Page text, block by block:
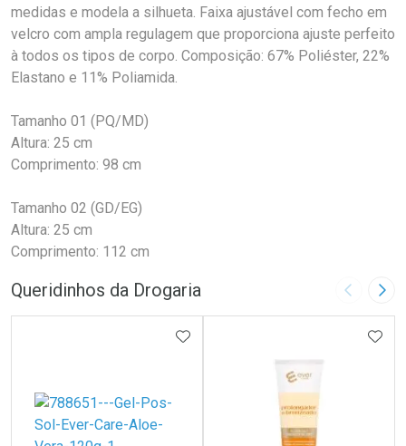
medidas e modela a silhueta. Faixa ajustável com fecho em
velcro com ampla regulagem que proporciona ajuste perfeito
à todos os tipos de corpo. Composição: 67% Poliéster, 22%
Elastano e 11% Poliamida.
Tamanho 01 (PQ/MD)
Altura: 25 cm
Comprimento: 98 cm
Tamanho 02 (GD/EG)
Altura: 25 cm
Comprimento: 112 cm
Queridinhos da Drogaria Imagem
ADICIONAR AOS FAVORITOS